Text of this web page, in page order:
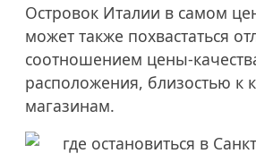
Островок Италии в самом
может также похвастаться
соотношением цены-
расположения, близостью к
магазинам.